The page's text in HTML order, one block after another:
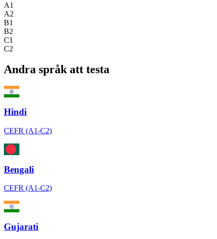
A1
A2
B1
B2
C1
C2
Andra språk att testa
Hindi
CEFR (A1-C2)
Bengali
CEFR (A1-C2)
Gujarati